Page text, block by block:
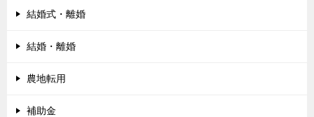
結婚式・離婚
結婚・離婚
農地転用
補助金